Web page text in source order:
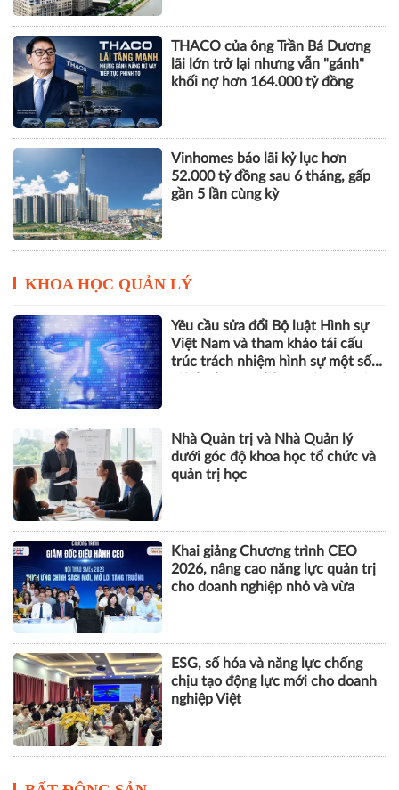
THACO của ông Trần Bá Dương
lãi lớn trở lại nhưng vẫn "gánh"
khối nợ hơn 164.000 tỷ đồng
Vinhomes báo lãi kỷ lục hơn
52.000 tỷ đồng sau 6 tháng, gấp
gần 5 lần cùng kỳ
KHOA HỌC QUẢN LÝ
Yêu cầu sửa đổi Bộ luật Hình sự
Việt Nam và tham khảo tái cấu
trúc trách nhiệm hình sự một số
Nhà Quản trị và Nhà Quản lý
dưới góc độ khoa học tổ chức và
quản trị học
Khai giảng Chương trình CEO
2026, nâng cao năng lực quản trị
cho doanh nghiệp nhỏ và vừa
ESG, số hóa và năng lực chống
chịu tạo động lực mới cho doanh
nghiệp Việt